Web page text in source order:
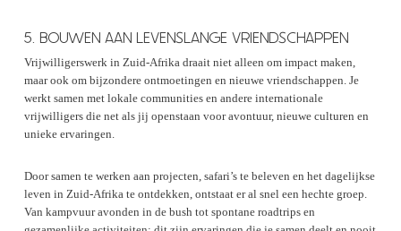
5. BOUWEN AAN LEVENSLANGE VRIENDSCHAPPEN
Vrijwilligerswerk in Zuid-Afrika draait niet alleen om impact maken,
maar ook om bijzondere ontmoetingen en nieuwe vriendschappen. Je
werkt samen met lokale communities en andere internationale
vrijwilligers die net als jij openstaan voor avontuur, nieuwe culturen en
unieke ervaringen.
Door samen te werken aan projecten, safari’s te beleven en het dagelijkse
leven in Zuid-Afrika te ontdekken, ontstaat er al snel een hechte groep.
Van kampvuur avonden in de bush tot spontane roadtrips en